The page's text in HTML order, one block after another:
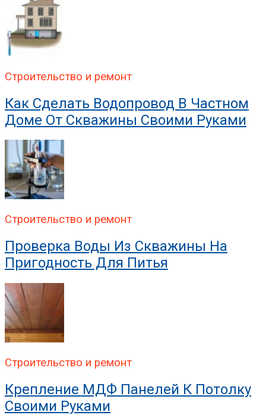
Строительство и ремонт
Как Сделать Водопровод В Частном
Доме От Скважины Своими Руками
Строительство и ремонт
Проверка Воды Из Скважины На
Пригодность Для Питья
Строительство и ремонт
Крепление МДФ Панелей К Потолку
Своими Руками